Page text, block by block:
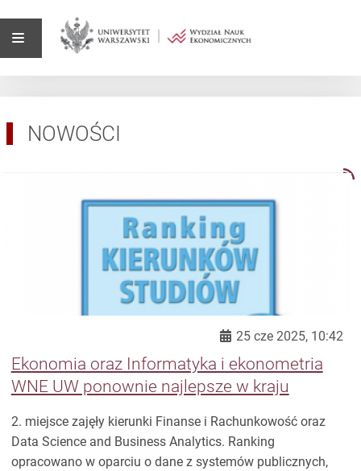
NOWOŚCI
25 cze 2025, 10:42
Ekonomia oraz Informatyka i ekonometria
WNE UW ponownie najlepsze w kraju
2. miejsce zajęły kierunki Finanse i Rachunkowość oraz
Data Science and Business Analytics. Ranking
opracowano w oparciu o dane z systemów publicznych,